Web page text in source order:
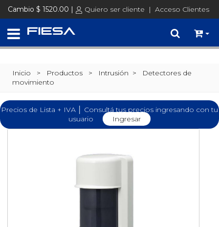
Cambio $ 1520.00 | Quiero ser cliente | Acceso Clientes
Inicio > Productos > Intrusión >
Detectores de
movimiento
Precios de Lista + IVA │ Consultá tus precios ingresando con tu
usuario
Ingresar